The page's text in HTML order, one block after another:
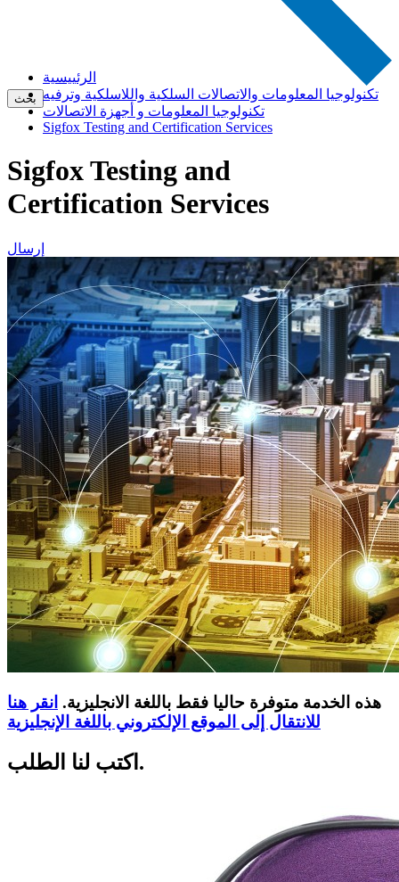
بحث
الرئييسية
تكنولوجيا المعلومات والاتصالات السلكية واللاسلكية وترفيه
تكنولوجيا المعلومات و أجهزة الاتصالات
Sigfox Testing and Certification Services
Sigfox Testing and
Certification Services
إرسال
هذه الخدمة متوفرة حاليا فقط باللغة الانجليزية. انقر هنا
للانتقال إلى الموقع الإلكتروني باللغة الإنجليزية
اكتب لنا الطلب.